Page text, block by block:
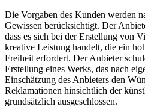
Die Vorgaben des Kunden werden
Gewissen berücksichtigt. Der
dass es sich bei der Erstellung von
kreative Leistung handelt, die ein
Freiheit erfordert. Der Anbieter
Erstellung eines Werks, das nach
Einschätzung des Anbieters den
Reklamationen hinsichtlich der
grundsätzlich ausgeschlossen.